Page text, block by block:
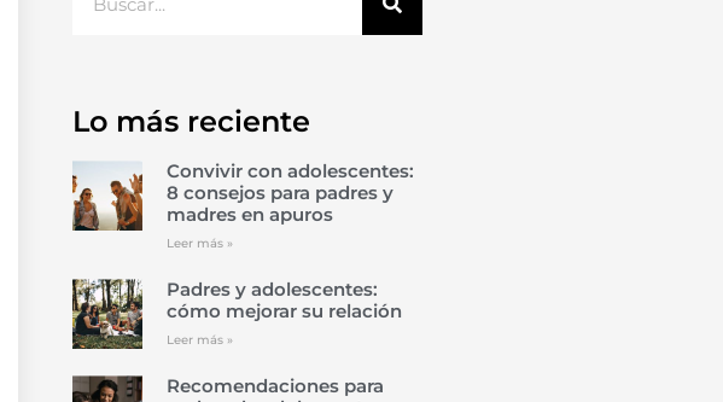
Lo más reciente
Convivir con adolescentes:
8 consejos para padres y
madres en apuros
Leer más »
Padres y adolescentes:
cómo mejorar su relación
Leer más »
Recomendaciones para